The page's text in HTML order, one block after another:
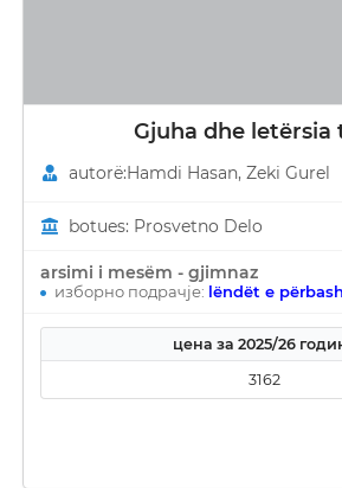
Gjuha dhe letërsia
autorë:Hamdi Hasan, Zeki Gurel
botues: Prosvetno Delo
arsimi i mesëm - gjimnaz
изборно подрачје: lëndët e
цена за 2025/26
3162